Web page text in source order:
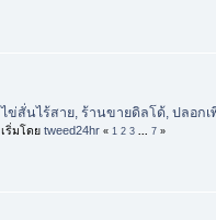
ไข่สั่นไร้สาย, ร้านขายดิลโด้, ปลอก
เริ่มโดย tweed24hr « 1 2 3 7 »